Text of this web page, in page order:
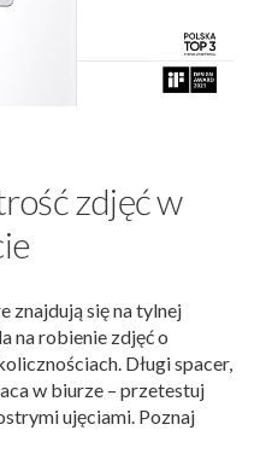
zdjęć w
znajdują się na tylnej
na robienie zdjęć o
Długi spacer,
w biurze – przetestuj
ujęciami. Poznaj